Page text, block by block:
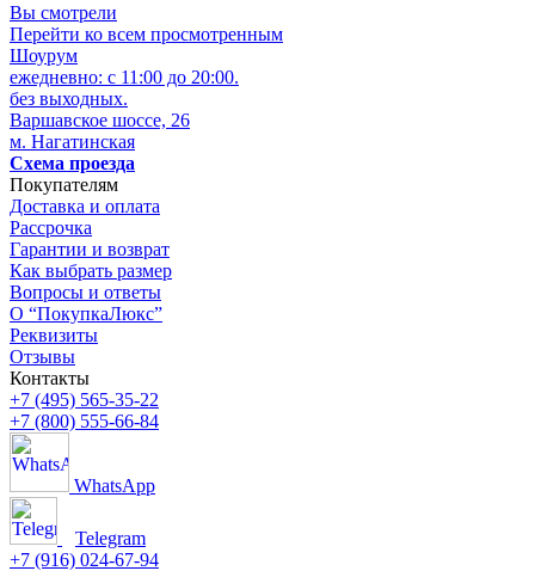
Вы смотрели
Перейти ко всем просмотренным
Шоурум
ежедневно: с 11:00 до 20:00.
без выходных.
Варшавское шоссе, 26
м. Нагатинская
Схема проезда
Покупателям
Доставка и оплата
Рассрочка
Гарантии и возврат
Как выбрать размер
Вопросы и ответы
О “ПокупкаЛюкс”
Реквизиты
Отзывы
Контакты
+7 (495) 565-35-22
+7 (800) 555-66-84
WhatsApp
Telegram
+7 (916) 024-67-94